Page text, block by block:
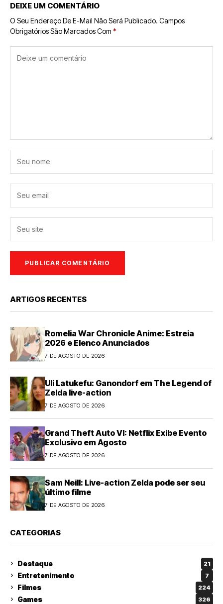
DEIXE UM COMENTÁRIO
O Seu Endereço De E-Mail Não Será Publicado. Campos
Obrigatórios São Marcados Com *
ARTIGOS RECENTES
Romelia War Chronicle Anime: Estreia
2026 e Elenco Anunciados
7 DE AGOSTO DE 2026
Uli Latukefu: Ganondorf em The Legend of
Zelda live-action
7 DE AGOSTO DE 2026
Grand Theft Auto VI: Netflix Exibe Evento
Exclusivo em Agosto
7 DE AGOSTO DE 2026
Sam Neill: Live-action Zelda pode ser seu
último filme
7 DE AGOSTO DE 2026
CATEGORIAS
Destaque 21
Entretenimento 7
Filmes 224
Games 326